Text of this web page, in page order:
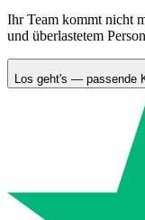
Ihr Team kommt nicht
und überlastetem
Los geht's — passende